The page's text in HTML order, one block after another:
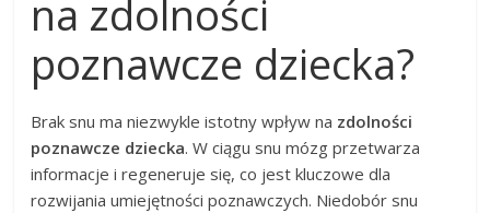
na zdolności
poznawcze dziecka?
Brak snu ma niezwykle istotny wpływ na zdolności
poznawcze dziecka. W ciągu snu mózg przetwarza
informacje i regeneruje się, co jest kluczowe dla
rozwijania umiejętności poznawczych. Niedobór snu